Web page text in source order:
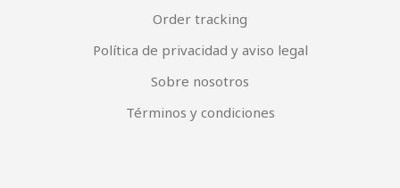
Order tracking
Política de privacidad y aviso legal
Sobre nosotros
Términos y condiciones